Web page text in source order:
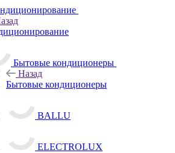
Бытовые кондиционеры
Назад
Бытовые кондиционеры
BALLU
ELECTROLUX